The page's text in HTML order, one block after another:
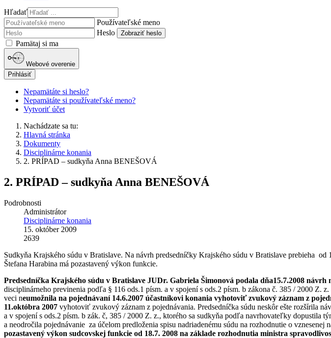
Hľadať
Používateľské meno
Heslo
Zobraziť heslo
Pamätaj si ma
Webové overenie
Prihlásiť
Nepamätáte si heslo?
Nepamätáte si používateľské meno?
Vytvoriť účet
Nachádzate sa tu:
Hlavná stránka
Dokumenty
Disciplinárne konania
2. PRÍPAD – sudkyňa Anna BENEŠOVÁ
2. PRÍPAD – sudkyňa Anna BENEŠOVÁ
Podrobnosti
Administrátor
Disciplinárne konania
15. október 2009
2639
Sudkyňa Krajského súdu v Bratislave. Na návrh predsedníčky Krajského súdu v Bratislave prebieha
Štefana Harabina má pozastavený výkon funkcie.
Predsedníčka Krajského súdu v Bratislave JUDr. Gabriela Šimonová podala dňa15.7.2008
disciplinárneho previnenia podľa § 116 ods.1 písm. a v spojení s ods.2 písm. b zákona č. 385 / 2000 Z.
veci neumožnila na pojednávaní 14.6.2007 účastníkovi konania vyhotoviť zvukový záznam z
11.októbra 2007 vyhotoviť zvukový záznam z pojednávania. Predsedníčka súdu neskôr ešte rozšírila
a v spojení s ods.2 písm. b zák. č, 385 / 2000 Z. z., ktorého sa sudkyňa podľa navrhovateľky dopustila
a neodročila pojednávanie za účelom predloženia spisu nadriadenému súdu na rozhodnutie o
pozastavený výkon sudcovskej funkcie od 18.7. 2008 na základe rozhodnutia ministra